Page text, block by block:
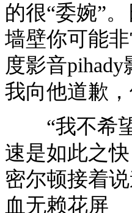
的很“委婉”
墙壁你可能
度影音
我向他道歉
“我不希望
速是如此之
密尔顿接着
血无赖花屏